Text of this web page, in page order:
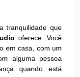
tranquilidade que
oferece. Você
em casa, com um
alguma pessoa
quando está